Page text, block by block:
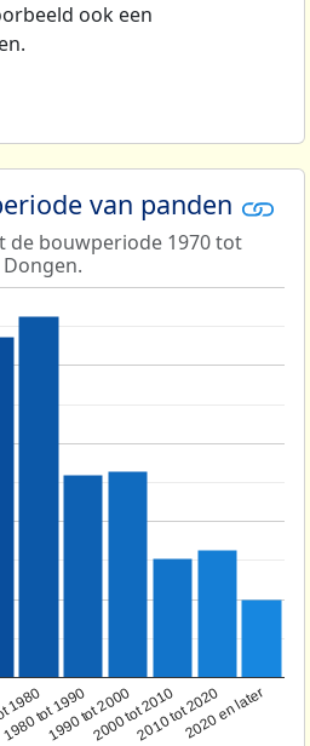
ook een
van panden
de bouwperiode 1970 tot
1980 tot 19901990 tot 20002000 tot 20102010 tot 20202020 en later